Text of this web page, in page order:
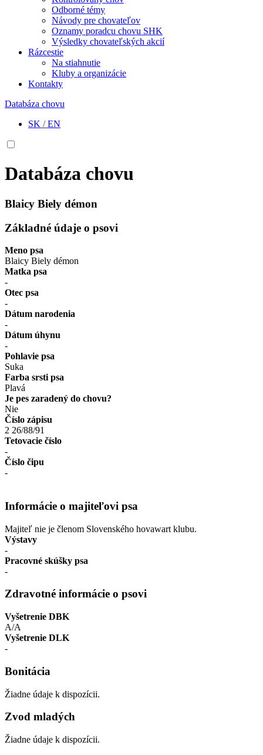
Odborné témy
Návody pre chovateľov
Oznamy poradcu chovu SHK
Výsledky chovateľských akcií
Rázcestie
Na stiahnutie
Kluby a organizácie
Kontakty
Databáza chovu
SK /EN
Databáza chovu
Blaicy Biely démon
Základné údaje o psovi
Meno psa
Blaicy Biely démon
Matka psa
-
Otec psa
-
Dátum narodenia
-
Dátum úhynu
-
Pohlavie psa
Suka
Farba srsti psa
Plavá
Je pes zaradený do chovu?
Nie
Číslo zápisu
2 26/88/91
Tetovacie číslo
-
Číslo čipu
-
Informácie o majiteľovi psa
Majiteľ nie je členom Slovenského hovawart klubu.
Výstavy
-
Pracovné skúšky psa
-
Zdravotné informácie o psovi
Vyšetrenie DBK
A/A
Vyšetrenie DLK
-
Bonitácia
Žiadne údaje k dispozícii.
Zvod mladých
Žiadne údaje k dispozícii.